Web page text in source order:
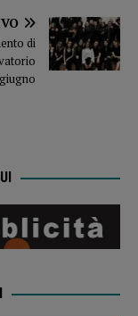
di